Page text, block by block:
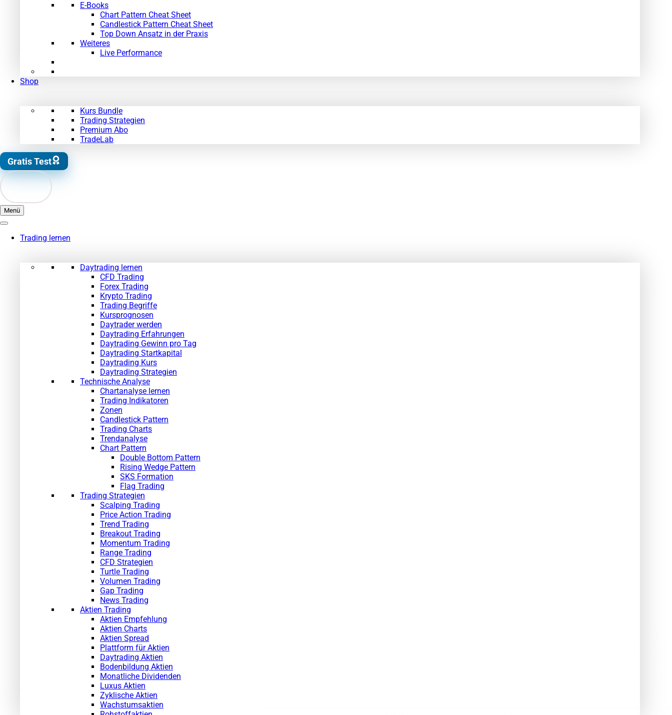
E-Books
Chart Pattern Cheat Sheet
Candlestick Pattern Cheat Sheet
Top Down Ansatz in der Praxis
Weiteres
Live Performance
Shop
Kurs Bundle
Trading Strategien
Premium Abo
TradeLab
Gratis Test
Menü
Trading lernen
Daytrading lernen
CFD Trading
Forex Trading
Krypto Trading
Trading Begriffe
Kursprognosen
Daytrader werden
Daytrading Erfahrungen
Daytrading Gewinn pro Tag
Daytrading Startkapital
Daytrading Kurs
Daytrading Strategien
Technische Analyse
Chartanalyse lernen
Trading Indikatoren
Zonen
Candlestick Pattern
Trading Charts
Trendanalyse
Chart Pattern
Double Bottom Pattern
Rising Wedge Pattern
SKS Formation
Flag Trading
Trading Strategien
Scalping Trading
Price Action Trading
Trend Trading
Breakout Trading
Momentum Trading
Range Trading
CFD Strategien
Turtle Trading
Volumen Trading
Gap Trading
News Trading
Aktien Trading
Aktien Empfehlung
Aktien Charts
Aktien Spread
Plattform für Aktien
Daytrading Aktien
Bodenbildung Aktien
Monatliche Dividenden
Luxus Aktien
Zyklische Aktien
Wachstumsaktien